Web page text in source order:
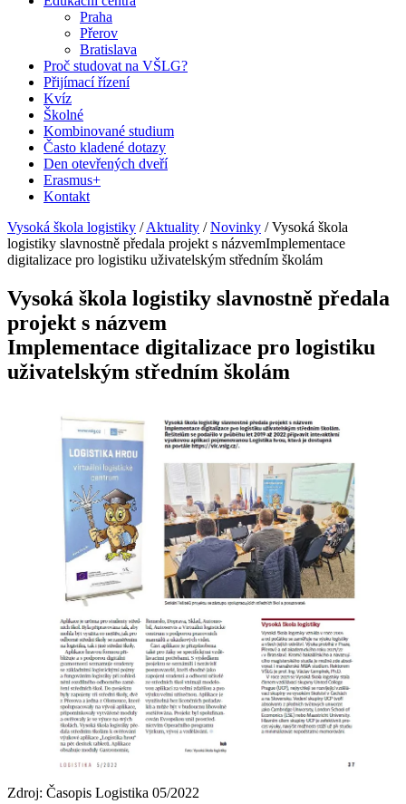
Praha
Přerov
Bratislava
Proč studovat na VŠLG?
Přijímací řízení
Kvíz
Školné
Kombinované studium
Často kladené dotazy
Den otevřených dveří
Erasmus+
Kontakt
Vysoká škola logistiky /Aktuality /Novinky /Vysoká škola
logistiky slavnostně předala projekt s názvemImplementace
digitalizace pro logistiku uživatelským středním školám
Vysoká škola logistiky slavnostně předala
projekt s názvem
Implementace digitalizace pro logistiku
uživatelským středním školám
Zdroj: Časopis Logistika 05/2022